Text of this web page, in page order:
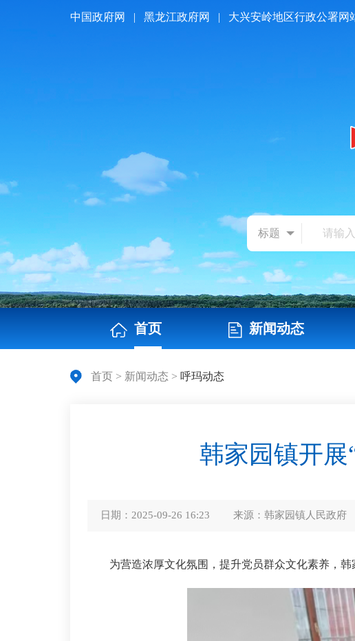
中国政府网 | 黑龙江政府网 | 大兴安岭地区行政公署网
标题
首页 新闻动态
首页 > 新闻动态 > 呼玛动态
韩家园镇开展
日期： 2025-09-26 16:23 来源： 韩家园镇人民政府
为营造浓厚文化氛围，提升党员群众文化素养，